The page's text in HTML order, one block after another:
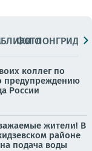
ФОТОЛОНГРИДЫ
коллег по
предупреждению
России
жители! В
районе
подача воды